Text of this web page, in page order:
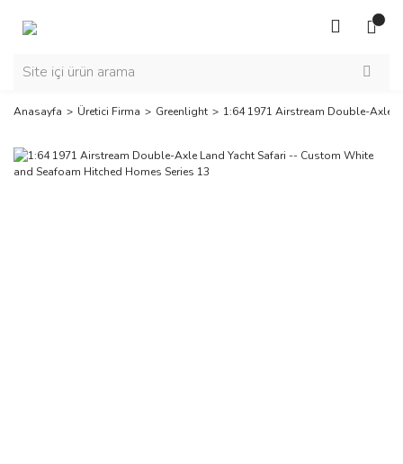
Anasayfa Üretici Firma Greenlight 1:64 1971 Airstream Double-Axle